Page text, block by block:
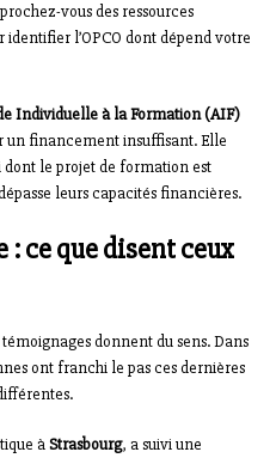
vous des ressources
l’OPCO dont dépend votre
Individuelle à la Formation (AIF)
un financement insuffisant. Elle
dont le projet de formation est
leurs capacités financières.
: ce que disent ceux
donnent du sens. Dans
ont franchi le pas ces dernières
àStrasbourg, a suivi une